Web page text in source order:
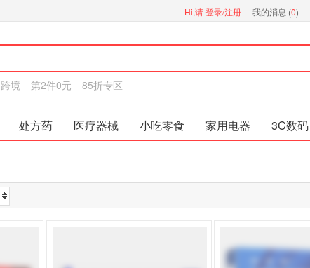
Hi,请登录/注册 我的消息 (0)
跨境 第2件0元 85折专区
处方药 医疗器械 小吃零食 家用电器 3C数码